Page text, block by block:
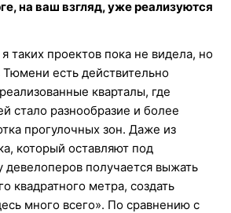
на ваш взгляд, уже реализуются
таких проектов пока не видела, но
Тюмени есть действительно
кварталы, где
стало разнообразие и более
прогулочных зон. Даже из
который оставляют под
девелоперов получается выжать
квадратного метра, создать
много всего». По сравнению с